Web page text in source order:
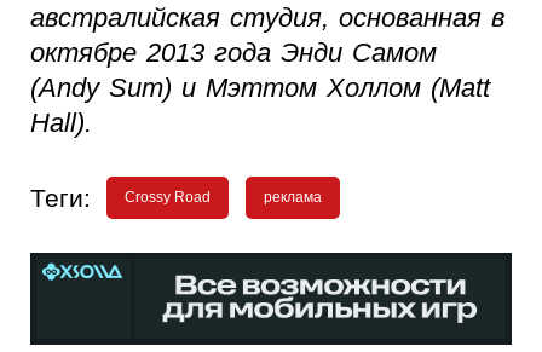
австралийская студия, основанная в
октябре 2013 года Энди Самом
(Andy Sum) и Мэттом Холлом (Matt
Hall).
Теги: Crossy Road реклама